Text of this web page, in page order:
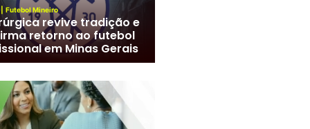
Futebol Mineiro
revive tradição e
retorno ao futebol
em Minas Gerais